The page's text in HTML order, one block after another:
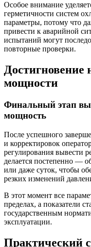
Особое внимание
герметичности систем
параметры, потому что
привести к аварийной
испытаний могут
повторные проверки.
Достигновение
мощности
Финальный этап
мощность
После успешного
и корректировок
регулирования вывести
делается постепенно —
или даже суток, чтобы
резких изменений
В этот момент все
пределах, а показатели
государственным
эксплуатации.
Практический